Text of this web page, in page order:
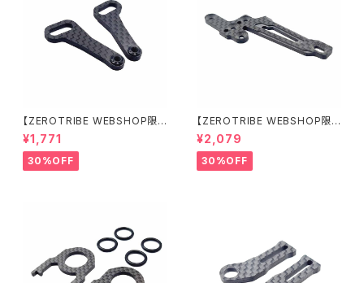
【ZEROTRIBE WEBSHOP限
定価格】RCM-X4-CSAF カ
ーボンフロントステアリングアー
ムセット XRAY X4用
¥1,771
30%OFF
【ZEROTRIBE WEBSHOP限
定価格】RCM-X4-FSM-F G
eoCarbon フローティングフロ
ントサーボマウント XRAY X4用
¥2,079
30%OFF